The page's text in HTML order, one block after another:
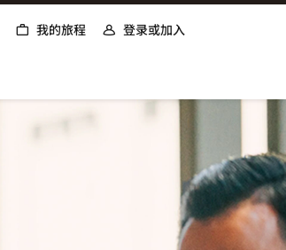
我的旅程 登录或加入